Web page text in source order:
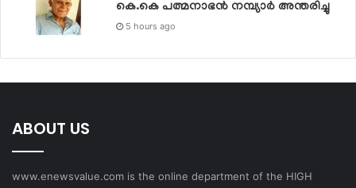
കെ.കെ പത്മനാഭൻ നമ്പ്യാർ അന്തരിച്ചു
5 hours ago
ABOUT US
www.enewsvalue.com is the online department of the HIGH